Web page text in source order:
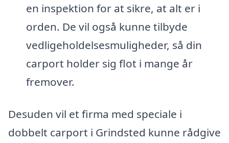
en inspektion for at sikre, at alt er i
orden. De vil også kunne tilbyde
vedligeholdelsesmuligheder, så din
carport holder sig flot i mange år
fremover.
Desuden vil et firma med speciale i
dobbelt carport i Grindsted kunne rådgive